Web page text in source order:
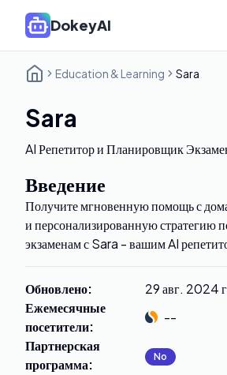
DokeyAI
Education & Learning Sara
Sara
AI Репетитор и Планировщик
Введение
Получите мгновенную помощь с
и персонализированную стратегию
экзаменам с Sara - вашим AI
Обновлено:
29 авг. 2024
Ежемесячные
посетители:
--
Партнерская
программа: No